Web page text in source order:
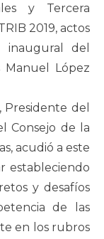
y Tercera
2019, actos
del
Manuel López
Presidente del
Consejo de la
acudió a este
estableciendo
y desafíos
de las
en los rubros